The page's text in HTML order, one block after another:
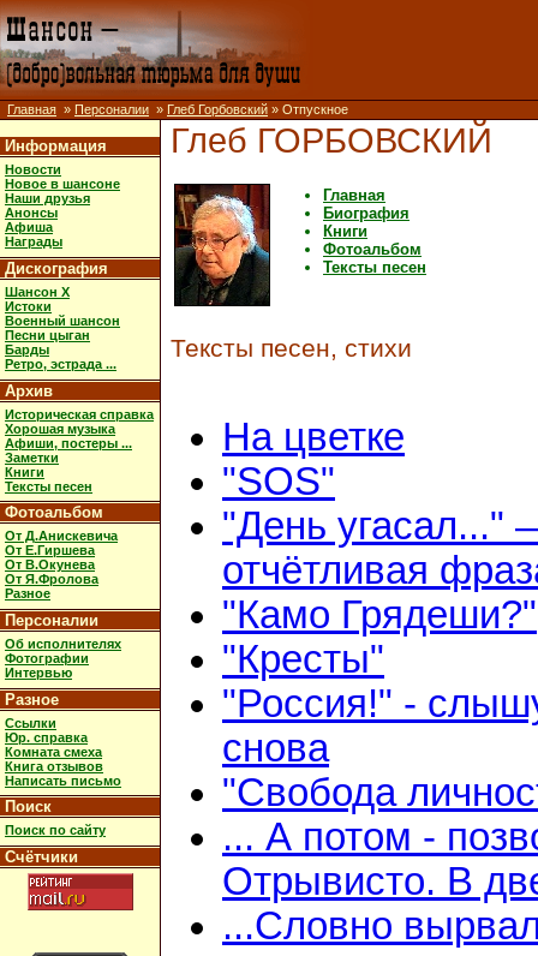
Главная » Персоналии » Глеб Горбовский » Отпускное
Информация
Новости
Новое в шансоне
Наши друзья
Анонсы
Афиша
Награды
Дискография
Шансон X
Истоки
Военный шансон
Песни цыган
Барды
Ретро, эстрада ...
Архив
Историческая справка
Хорошая музыка
Афиши, постеры ...
Заметки
Книги
Тексты песен
Фотоальбом
От Д.Анискевича
От Е.Гиршева
От В.Окунева
От Я.Фролова
Разное
Персоналии
Об исполнителях
Фотографии
Интервью
Разное
Ссылки
Юр. справка
Комната смеха
Книга отзывов
Написать письмо
Поиск
Поиск по сайту
Счётчики
Глеб ГОРБОВСКИЙ
Главная
Биография
Книги
Фотоальбом
Тексты песен
Тексты песен, стихи
На цветке
"SOS"
"День угасал..."
отчётливая
"Камо Грядеши?"
"Кресты"
"Россия!" -
снова
"Свобода
... А потом -
Отрывисто. В
...Словно